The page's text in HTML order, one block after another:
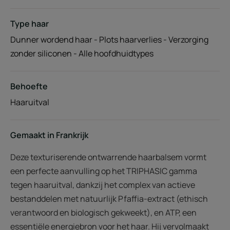
Type haar
Dunner wordend haar - Plots haarverlies - Verzorging
zonder siliconen - Alle hoofdhuidtypes
Behoefte
Haaruitval
Gemaakt in Frankrijk
Deze texturiserende ontwarrende haarbalsem vormt
een perfecte aanvulling op het TRIPHASIC gamma
tegen haaruitval, dankzij het complex van actieve
bestanddelen met natuurlijk Pfaffia-extract (ethisch
verantwoord en biologisch gekweekt), en ATP, een
essentiële energiebron voor het haar. Hij vervolmaakt